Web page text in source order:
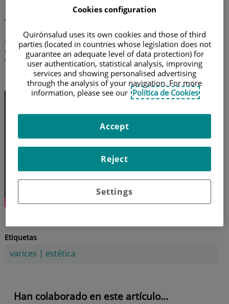
tratamiento de las varices
El doctor Javier Sánchez Abuin, cirujano vascular de Policlínica
Gipuzkoa, nos explica la nueva técnica que permite eliminar las
varices de las piernas y en qué casos se recomienda
2 de marzo de 2021
Etiquetas
varices | estética
Han colaborado en este artículo...
Cookies configuration
Quirónsalud uses its own cookies and those of third
parties (located in countries whose legislation does not
guarantee an adequate level of data protection) for
user authentication, statistical analysis, improving
services and showing personalised advertising
through the analysis of your navigation. For more
information, please see our Política de Cookies
Settings
Reject
Accept